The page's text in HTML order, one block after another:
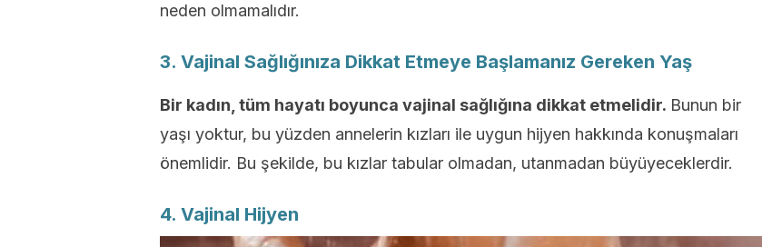
neden olmamalıdır.
3. Vajinal Sağlığınıza Dikkat Etmeye Başlamanız Gereken Yaş
Bir kadın, tüm hayatı boyunca vajinal sağlığına dikkat etmelidir. Bunun bir
yaşı yoktur, bu yüzden annelerin kızları ile uygun hijyen hakkında konuşmaları
önemlidir. Bu şekilde, bu kızlar tabular olmadan, utanmadan büyüyeceklerdir.
4. Vajinal Hijyen